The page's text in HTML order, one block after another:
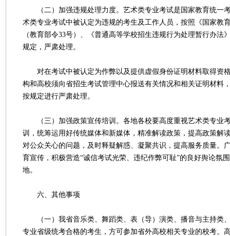
（二）加强违规处理力度。艺术类专业考试是国家教育统一
术类专业考试中被认定为违规的考生及工作人员，按照《国家教
（教育部令33号）、《普通高等学校招生违规行为处理暂行办法
规定，严肃处理。
对在考试中被认定为作弊以及提供虚假身份证明材料取得资
构和高校须向省招生考试管理中心报送有关情况和相关证明材料
按规定进行严肃处理。
（三）加强政策宣传培训。各地各校要高度重视艺术类专业
训，统筹运用好传统媒体和新媒体，精准解读政策，提高政策解
对公众关心的问题，及时释疑解惑、凝聚共识，提高服务质量。
育宣传，积极营造“诚信考试光荣、违纪作弊可耻”的良好舆论氛
地。
六、其他事项
（一）我省音乐类、舞蹈类、表（导）演类、播音与主持类
专业省级统考合格的考生，方可参加省外高校相关专业的校考。